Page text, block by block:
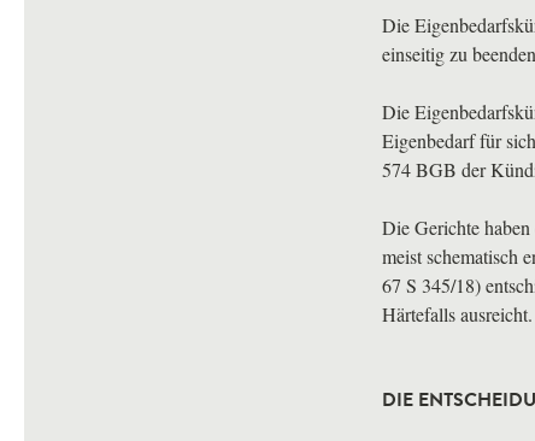
Die
einseitig zu
Die
Eigenbedarf für
574BGB der
Die Gerichte
meist schematisch
67 S 345/18)
Härtefalls ausreicht.
DIE